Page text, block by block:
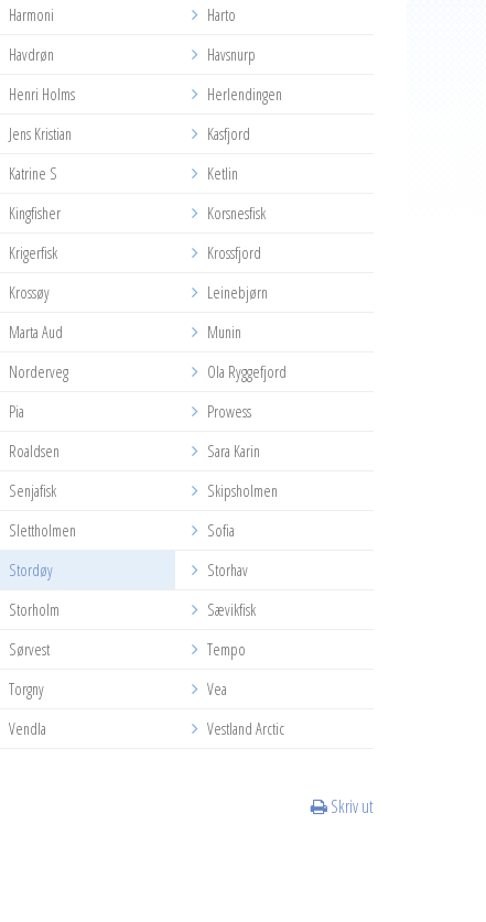
Harmoni
Harto
Havdrøn
Havsnurp
Henri Holms
Herlendingen
Jens Kristian
Kasfjord
Katrine S
Ketlin
Kingfisher
Korsnesfisk
Krigerfisk
Krossfjord
Krossøy
Leinebjørn
Marta Aud
Munin
Norderveg
Ola Ryggefjord
Pia
Prowess
Roaldsen
Sara Karin
Senjafisk
Skipsholmen
Slettholmen
Sofia
Stordøy
Storhav
Storholm
Sævikfisk
Sørvest
Tempo
Torgny
Vea
Vendla
Vestland Arctic
Skriv ut